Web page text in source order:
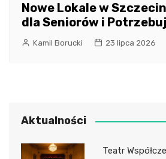
Nowe Lokale w
dla Seniorów i
Kamil Borucki 23 lipca 2026
Aktualności
Teatr